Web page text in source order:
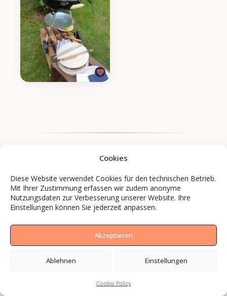
Cookies
Diese Website verwendet Cookies für den technischen Betrieb.
Mit Ihrer Zustimmung erfassen wir zudem anonyme
Nutzungsdaten zur Verbesserung unserer Website. Ihre
Einstellungen können Sie jederzeit anpassen.
Akzeptieren
Ablehnen Einstellungen
Cookie Policy
Marken und Mittelständler setzen mit BCS
Media auf Bilder, die wirken.